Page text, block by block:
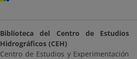
Biblioteca del Centro de Estudios
Hidrográficos (CEH)
Centro de Estudios y Experimentación